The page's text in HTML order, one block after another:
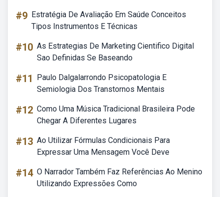
#9 Estratégia De Avaliação Em Saúde Conceitos
Tipos Instrumentos E Técnicas
#10 As Estrategias De Marketing Cientifico Digital
Sao Definidas Se Baseando
#11
Paulo Dalgalarrondo Psicopatologia E
Semiologia Dos Transtornos Mentais
#12 Como Uma Música Tradicional Brasileira Pode
Chegar A Diferentes Lugares
#13 Ao Utilizar Fórmulas Condicionais Para
Expressar Uma Mensagem Você Deve
#14 O Narrador Também Faz Referências Ao Menino
Utilizando Expressões Como